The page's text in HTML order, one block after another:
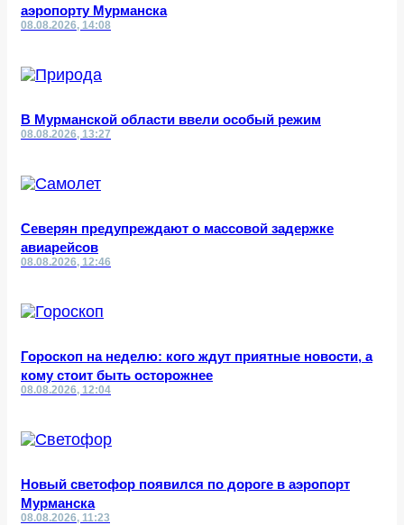
аэропорту Мурманска
08.08.2026, 14:08
В Мурманской области ввели особый режим
08.08.2026, 13:27
Северян предупреждают о массовой задержке
авиарейсов
08.08.2026, 12:46
Гороскоп на неделю: кого ждут приятные новости, а
кому стоит быть осторожнее
08.08.2026, 12:04
Новый светофор появился по дороге в аэропорт
Мурманска
08.08.2026, 11:23